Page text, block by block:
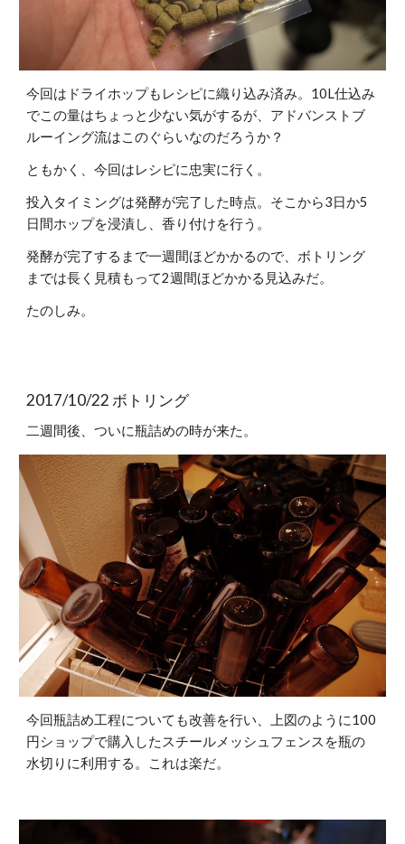
今回はドライホップもレシピに織り込み済み。10L仕込み
でこの量はちょっと少ない気がするが、アドバンストブ
ルーイング流はこのぐらいなのだろうか？
ともかく、今回はレシピに忠実に行く。
投入タイミングは発酵が完了した時点。そこから3日か5
日間ホップを浸漬し、香り付けを行う。
発酵が完了するまで一週間ほどかかるので、ボトリング
までは長く見積もって2週間ほどかかる見込みだ。
たのしみ。
2017/10/22 ボトリング
二週間後、ついに瓶詰めの時が来た。
今回瓶詰め工程についても改善を行い、上図のように100
円ショップで購入したスチールメッシュフェンスを瓶の
水切りに利用する。これは楽だ。